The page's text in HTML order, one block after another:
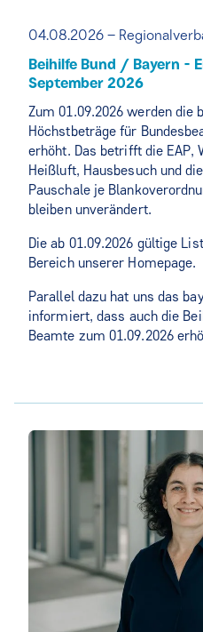
04.08.2026 –
Beihilfe Bund / Bayern -
September 2026
Zum 01.09.2026 werden die
Höchstbeträge für
erhöht. Das betrifft die EAP,
Heißluft, Hausbesuch und
Pauschale je
bleiben unverändert.
Die ab 01.09.2026 gültige
Bereich unserer Homepage.
Parallel dazu hat uns das
informiert, dass auch die
Beamte zum 01.09.2026